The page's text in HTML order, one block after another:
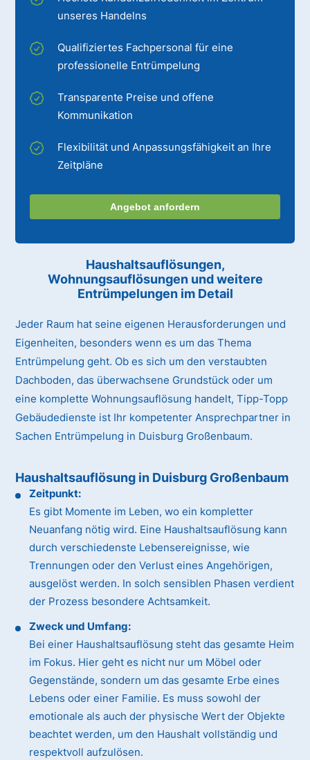
unseres Handelns
Qualifiziertes Fachpersonal für eine
professionelle Entrümpelung
Transparente Preise und offene
Kommunikation
Flexibilität und Anpassungsfähigkeit an Ihre
Zeitpläne
Angebot anfordern
Haushaltsauflösungen,
Wohnungsauflösungen und weitere
Entrümpelungen im Detail
Jeder Raum hat seine eigenen Herausforderungen und
Eigenheiten, besonders wenn es um das Thema
Entrümpelung geht. Ob es sich um den verstaubten
Dachboden, das überwachsene Grundstück oder um
eine komplette Wohnungsauflösung handelt, Tipp-Topp
Gebäudedienste ist Ihr kompetenter Ansprechpartner in
Sachen Entrümpelung in Duisburg Großenbaum.
Haushaltsauflösung in Duisburg Großenbaum
Zeitpunkt:
Es gibt Momente im Leben, wo ein kompletter
Neuanfang nötig wird. Eine Haushaltsauflösung kann
durch verschiedenste Lebensereignisse, wie
Trennungen oder den Verlust eines Angehörigen,
ausgelöst werden. In solch sensiblen Phasen verdient
der Prozess besondere Achtsamkeit.
Zweck und Umfang:
Bei einer Haushaltsauflösung steht das gesamte Heim
im Fokus. Hier geht es nicht nur um Möbel oder
Gegenstände, sondern um das gesamte Erbe eines
Lebens oder einer Familie. Es muss sowohl der
emotionale als auch der physische Wert der Objekte
beachtet werden, um den Haushalt vollständig und
respektvoll aufzulösen.